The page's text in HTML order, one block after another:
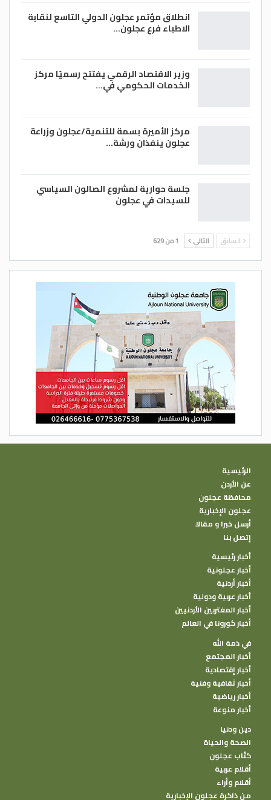
انطلاق مؤتمر عجلون الدولي التاسع لنقابة
الاطباء فرع عجلون…
وزير الاقتصاد الرقمي يفتتح رسميًا مركز
الخدمات الحكومي في…
مركز الأميرة بسمة للتنمية/عجلون وزراعة
عجلون ينفذان ورشة…
جلسة حوارية لمشروع الصالون السياسي
للسيدات في عجلون
السابق التالي 1 من 629
الرئيسية
عن الأردن
محافظة عجلون
عجلون الإخبارية
أرسل خبرا و مقالا
إتصل بنا
أخبار رئيسية
أخبار عجلونية
أخبار أردنية
أخبار عربية ودولية
أخبار المغتربين الأردنيين
أخبار كورونا في العالم
في ذمة الله
أخبار المجتمع
أخبار إقتصادية
أخبار ثقافية وفنية
أخبار رياضية
أخبار منوعة
دين ودنيا
الصحة والحياة
كتًاب عجلون
أقلام عربية
أقلام وأراء
من ذاكرة عجلون الإخبارية